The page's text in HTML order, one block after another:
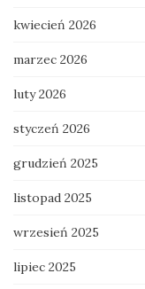
kwiecień 2026
marzec 2026
luty 2026
styczeń 2026
grudzień 2025
listopad 2025
wrzesień 2025
lipiec 2025